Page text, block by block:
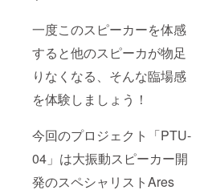
一度このスピーカーを体感
すると他のスピーカが物足
りなくなる、そんな臨場感
を体験しましょう！
今回のプロジェクト「PTU-
04」は大振動スピーカー開
発のスペシャリストAres